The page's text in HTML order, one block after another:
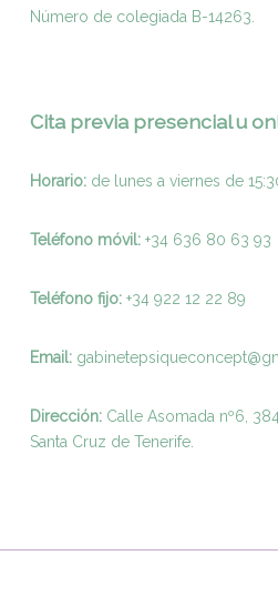
Número de colegiada B-14263.
Cita previa presencial u
Horario:de lunes a viernes de
Teléfono móvil: +34 636 80 63 93
Teléfono fijo:+34 922 12 22 89
Email:
Dirección:Calle Asomada nº6,
Santa Cruz de Tenerife.